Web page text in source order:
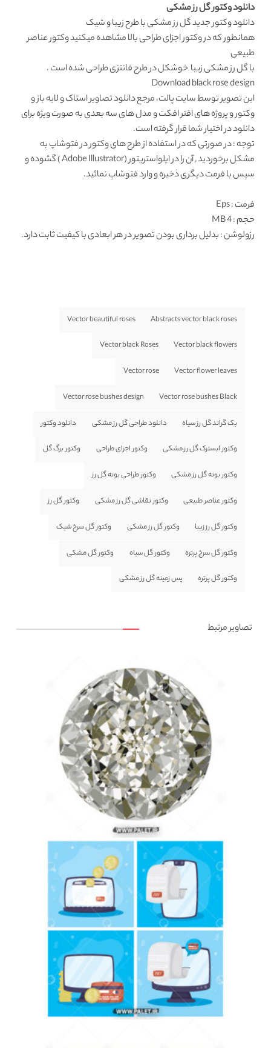
دانلود وکتور گل رز مشکی
دانلود وکتورجدید گل رز مشکی با طرح زیبا و شیک
همانطور که دروکتور اجزای طراحیبالا مشاهده میکنیدوکتور عناصر
طبیعی
با گل رز مشکی زیبا خوشکل در طرح فانتزی طراحی شده است .
Download black rose design
این تصویر توسطسایت پالت، مرجع دانلود تصاویر استاک و لایه باز و
وکتور و پروژه های افتر افکت و مدل های سه بعدی به صورت ویژه برای
دانلود در اختیار شما قرار گرفته است.
توجه : در صورتی که در استفاده از طرح های وکتور در فتوشاپ به
مشکل برخوردید , آن را در ایلواستریتور (Adobe Illustrator ) گشوده و
سپس با فرمت دیگری ذخیره و وارد فتوشاپ نمائید.
فرمت: Eps
حجم : 4 MB
رزولوشن: بدلیل برداری بودن تصویر در هر ابعادی با کیفیت ثابت دارد.
Abstracts vector black roses
Vector beautiful roses
Vector black flowers
Vector black Roses
Vector flower leaves
Vector rose
Vector rose bushes Black
Vector rose bushes design
بک گراند گل رز سیاه دانلود طراحی گل رز مشکی دانلود وکتور
وکتور ابسترک گل رز مشکی وکتور اجزای طراحی وکتور برگ گل
وکتور بوته گل رز مشکی وکتور طراحی بوته گل رز
وکتور عناصر طبیعی وکتور نقاشی گل رز مشکی وکتور گل رز
وکتور گل رز زیبا وکتور گل رز مشکی وکتور گل سرخ شیک
وکتور گل سرخ پرتره وکتور گل سیاه وکتور گل مشکی
وکتور گل پرتره پس زمینه گل رز مشکی
تصاویر مرتبط